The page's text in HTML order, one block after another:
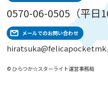
0570-06-0505（平日
メールでのお問い合わせ
© ひらつか☆スターライト運営事務局